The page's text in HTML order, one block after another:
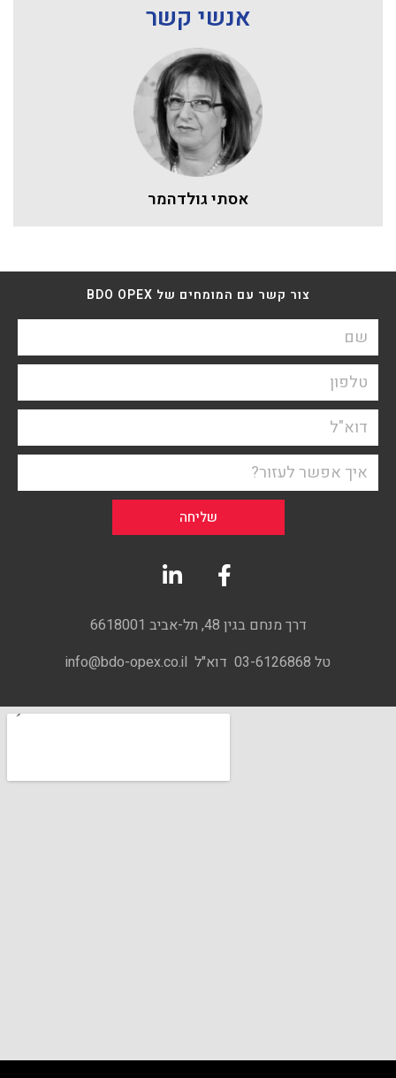
אנשי קשר
אסתי גולדהמר
צור קשר עם המומחים של BDO OPEX
שליחה
דרך מנחם בגין 48, תל-אביב 6618001
טל 03-6126868 דוא"ל info@bdo-opex.co.il